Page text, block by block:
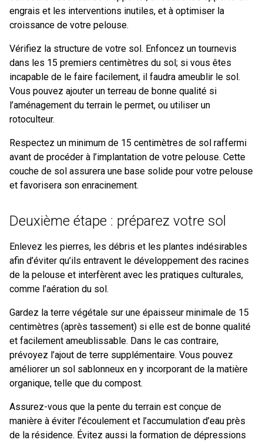
engrais et les interventions inutiles, et à optimiser la
croissance de votre pelouse.
Vérifiez la structure de votre sol. Enfoncez un tournevis
dans les 15 premiers centimètres du sol; si vous êtes
incapable de le faire facilement, il faudra ameublir le sol.
Vous pouvez ajouter un terreau de bonne qualité si
l’aménagement du terrain le permet, ou utiliser un
rotoculteur.
Respectez un minimum de 15 centimètres de sol raffermi
avant de procéder à l’implantation de votre pelouse. Cette
couche de sol assurera une base solide pour votre pelouse
et favorisera son enracinement.
Deuxième étape : préparez votre sol
Enlevez les pierres, les débris et les plantes indésirables
afin d’éviter qu’ils entravent le développement des racines
de la pelouse et interfèrent avec les pratiques culturales,
comme l’aération du sol.
Gardez la terre végétale sur une épaisseur minimale de 15
centimètres (après tassement) si elle est de bonne qualité
et facilement ameublissable. Dans le cas contraire,
prévoyez l’ajout de terre supplémentaire. Vous pouvez
améliorer un sol sablonneux en y incorporant de la matière
organique, telle que du compost.
Assurez-vous que la pente du terrain est conçue de
manière à éviter l’écoulement et l’accumulation d’eau près
de la résidence. Évitez aussi la formation de dépressions